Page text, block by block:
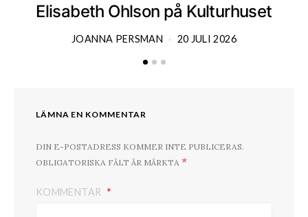
Elisabeth Ohlson på Kulturhuset
JOANNA PERSMAN 20 JULI 2026
LÄMNA EN KOMMENTAR
DIN E-POSTADRESS KOMMER INTE PUBLICERAS.
OBLIGATORISKA FÄLT ÄR MÄRKTA *
KOMMENTAR